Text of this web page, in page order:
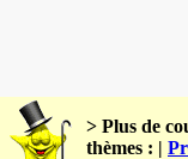
> Plus de
thèmes : |